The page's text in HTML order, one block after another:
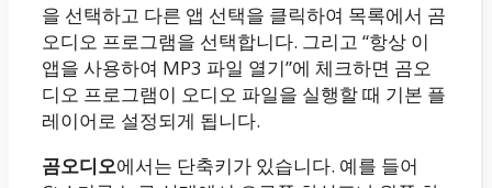
을 선택하고 다른 앱 선택을 클릭하여 목록에서 곰
오디오 프로그램을 선택합니다. 그리고 “항상 이
앱을 사용하여 MP3 파일 열기”에 체크하면 곰오
디오 프로그램이 오디오 파일을 실행할 때 기본 플
레이어로 설정되게 됩니다.
곰오디오에서는 단축키가 있습니다. 예를 들어